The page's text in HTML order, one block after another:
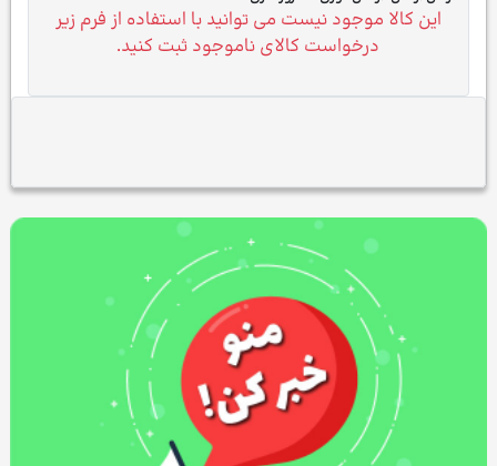
این کالا موجود نیست می توانید با استفاده از فرم زیر
درخواست کالای ناموجود ثبت کنید.